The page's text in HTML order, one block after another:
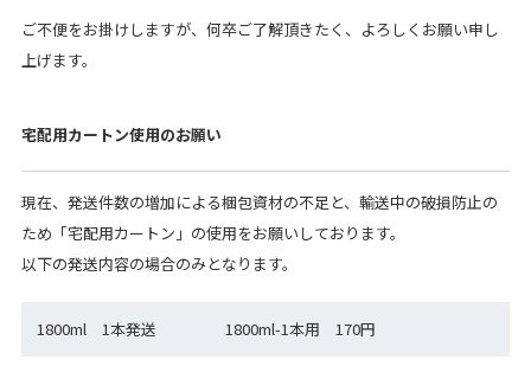
ご不便をお掛けしますが、何卒ご了解頂きたく、よろしくお願い申し
上げます。
宅配用カートン使用のお願い
現在、発送件数の増加による梱包資材の不足と、輸送中の破損防止の
ため「宅配用カートン」の使用をお願いしております。
以下の発送内容の場合のみとなります。
1800ml 1本発送 1800ml-1本用 170円